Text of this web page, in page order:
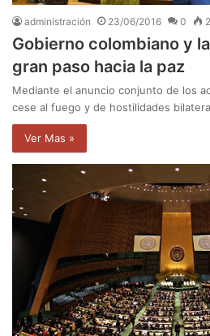
administración 23/06/2016 0
Gobierno colombiano y
gran paso hacia la paz
Mediante el anuncio conjunto de los
cese al fuego y de hostilidades
Ver Mas »